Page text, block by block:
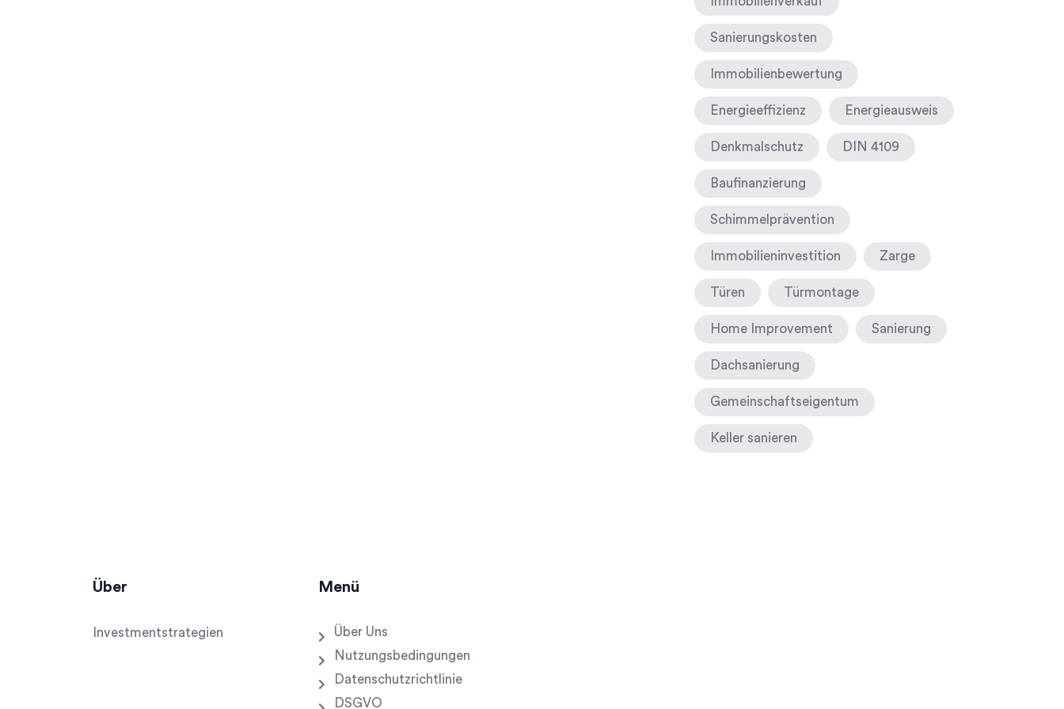
Sanierungskosten
Immobilienbewertung
Energieeffizienz Energieausweis
Denkmalschutz DIN 4109
Baufinanzierung
Schimmelprävention
Immobilieninvestition Zarge
Türen Türmontage
Home Improvement Sanierung
Dachsanierung
Gemeinschaftseigentum
Keller sanieren
Über
Investmentstrategien
Menü
Über Uns
Nutzungsbedingungen
Datenschutzrichtlinie
DSGVO